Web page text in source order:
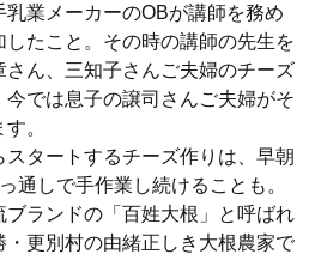
業メーカーのOBが講師を務め
たこと。その時の講師の先生を
ん、三知子さんご夫婦のチーズ
では息子の譲司さんご夫婦がそ
。
タートするチーズ作りは、早朝
通しで手作業し続けることも。
ランドの「百姓大根」と呼ばれ
・更別村の由緒正しき大根農家で